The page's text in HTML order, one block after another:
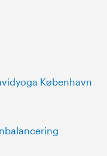
København